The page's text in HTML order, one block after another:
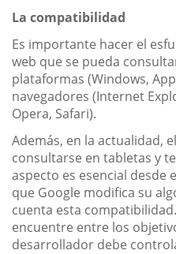
La compatibilidad
Es importante hacer el
web que se pueda
plataformas (Windows,
navegadores (Internet
Opera, Safari).
Además, en la actualidad,
consultarse en tabletas y
aspecto es esencial desde
que Google modifica su
cuenta esta
encuentre entre los
desarrollador debe